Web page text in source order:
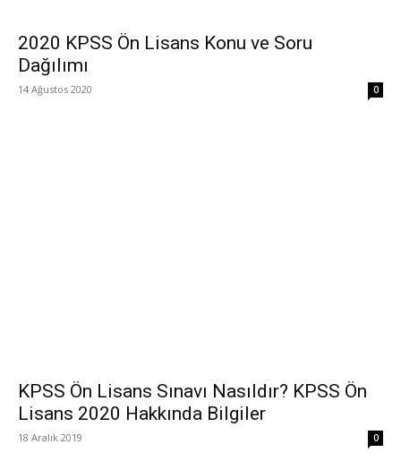
2020 KPSS Ön Lisans Konu ve Soru
Dağılımı
14 Ağustos 2020 0
KPSS Ön Lisans Sınavı Nasıldır? KPSS Ön
Lisans 2020 Hakkında Bilgiler
18 Aralık 2019 0